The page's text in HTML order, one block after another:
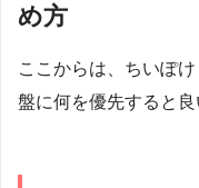
め方
ここからは、ちいぽ
盤に何を優先すると良